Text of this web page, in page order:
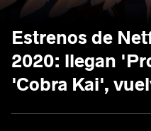
Estrenos de
2020: llegan
'Cobra Kai',